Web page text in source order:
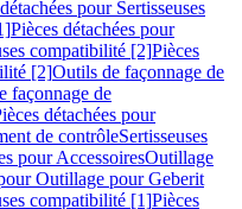
pour Sertisseuses
Pièces détachées pour
compatibilité [2]Pièces
[2]Outils de façonnage de
façonnage de
détachées pour
de contrôleSertisseuses
pour AccessoiresOutillage
Outillage pour Geberit
compatibilité [1]Pièces